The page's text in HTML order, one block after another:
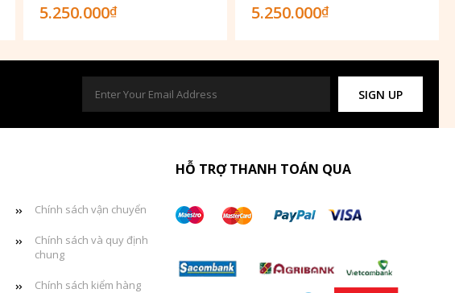
5.250.000₫ 5.250.000₫
SIGN UP
Chính sách vận chuyển
Chính sách và quy định
chung
Chính sách kiểm hàng
HỖ TRỢ THANH TOÁN QUA